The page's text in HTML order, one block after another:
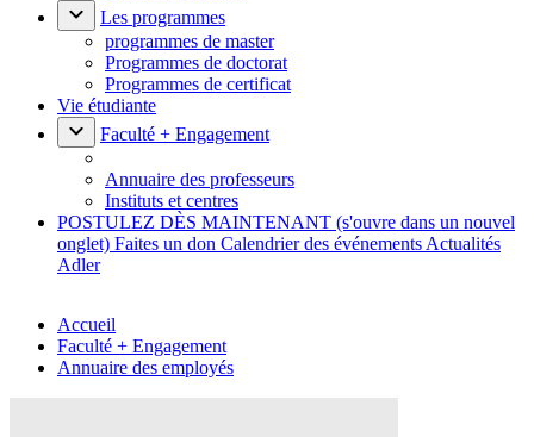
Les programmes
programmes de master
Programmes de doctorat
Programmes de certificat
Vie étudiante
Faculté + Engagement
Annuaire des professeurs
Instituts et centres
POSTULEZ DÈS MAINTENANT (s'ouvre dans un nouvel
onglet) Faites un don Calendrier des événements Actualités
Adler
Accueil
Faculté + Engagement
Annuaire des employés